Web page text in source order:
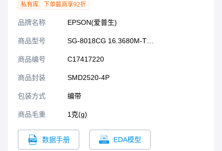
私有库
下单最高享92折
品牌名称 EPSON(爱普生)
商品型号
商品编号 C17417220
商品封装 SMD2520-4P​
包装方式 编带
商品毛重 1克(g)
数据手册 EDA模型